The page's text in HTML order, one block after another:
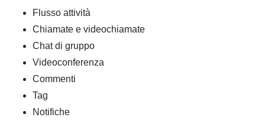
Flusso attività
Chiamate e videochiamate
Chat di gruppo
Videoconferenza
Commenti
Tag
Notifiche